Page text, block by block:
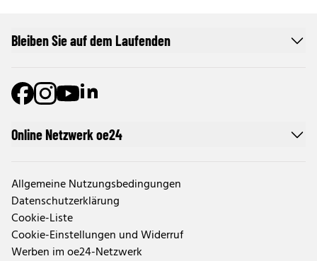
Online Netzwerk oe24
Allgemeine Nutzungsbedingungen
Datenschutzerklärung
Cookie-Liste
Cookie-Einstellungen und Widerruf
Werben im oe24-Netzwerk
Bleiben Sie auf dem Laufenden